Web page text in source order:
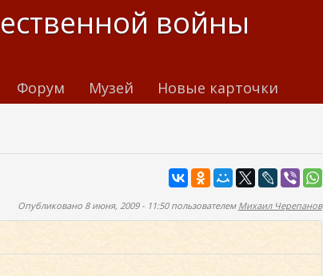
войны
Форум Музей Новые карточки
Опубликовано 8 июня, 2009 - 11:50 пользователем Михаил Черепанов